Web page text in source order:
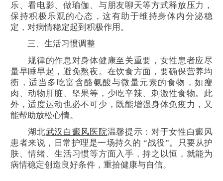
乐、看电影、做瑜伽、与朋友聊天等方式释放压力，
保持积极乐观的心态，这有助于维持身体内分泌稳
定，对病情稳定起到积极作用。
三、生活习惯调整
规律的作息对身体健康至关重要，女性患者应尽
量早睡早起，避免熬夜。在饮食方面，要确保营养均
衡，适当多吃富含酪氨酸与微量元素的食物，如瘦
肉、动物肝脏、坚果等，少吃辛辣、刺激性食物。此
外，适度运动也必不可少，既能增强身体免疫力，又
能帮助放松心情。
湖北武汉白癜风医院温馨提示：对于女性白癜风
患者来说，日常护理是一场持久的 “战役”。只要从护
肤、情绪、生活习惯等方面入手，持之以恒，就能为
病情稳定创造良好条件，重拾健康与自信。